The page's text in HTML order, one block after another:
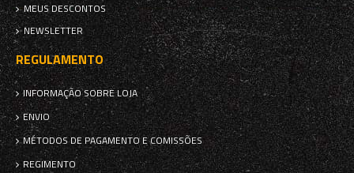
MEUS DESCONTOS
NEWSLETTER
REGULAMENTO
INFORMAÇÃO SOBRE LOJA
ENVIO
MÉTODOS DE PAGAMENTO E COMISSÕES
REGIMENTO